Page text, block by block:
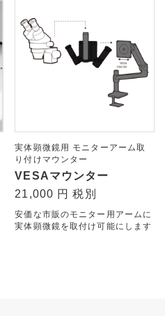
実体顕微鏡用 モニターアーム取
り付けマウンター
VESAマウンター
21,000 円 税別
安価な市販のモニター用アームに
実体顕微鏡を取付け可能にします